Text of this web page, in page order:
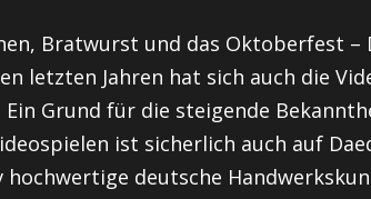
Bratwurst und das Oktoberfest
letzten Jahren hat sich auch die
Ein Grund für die steigende
ist sicherlich auch auf
deutsche